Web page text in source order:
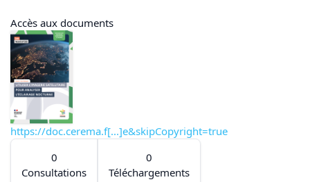
Accès aux documents
https://doc.cerema.f[...]e&skipCopyright=true
0
Consultations
0
Téléchargements